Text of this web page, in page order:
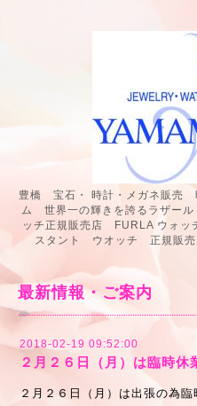
豊橋 宝石・ 時計・メガネ販売
ム 世界一の輝きを誇るラザー
ッチ正規販売店 FURLA ウォッ
スタント ウオッチ 正規
最新情報・ご案内
2018-02-19 09:52:00
２月２６日（月）は臨時休
２月２６日（月）は出張の為臨